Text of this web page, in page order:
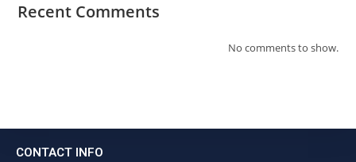
Recent Comments
No comments to show.
CONTACT INFO